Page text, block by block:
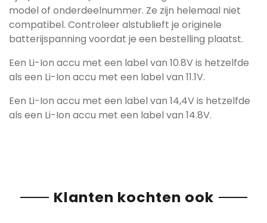
model of onderdeelnummer. Ze zijn helemaal niet
compatibel. Controleer alstublieft je originele
batterijspanning voordat je een bestelling plaatst.
Een Li-Ion accu met een label van 10.8V is hetzelfde
als een Li-Ion accu met een label van 11.1V.
Een Li-Ion accu met een label van 14,4V is hetzelfde
als een Li-Ion accu met een label van 14.8V.
Klanten kochten ook